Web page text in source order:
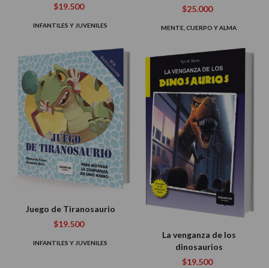
$19.500
INFANTILES Y JUVENILES
$25.000
MENTE, CUERPO Y ALMA
Juego de Tiranosaurio
$19.500
INFANTILES Y JUVENILES
La venganza de los
dinosaurios
$19.500